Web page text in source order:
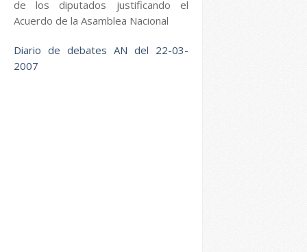
de los diputados justificando el
Acuerdo de la Asamblea Nacional
Diario de debates AN del 22-03-
2007